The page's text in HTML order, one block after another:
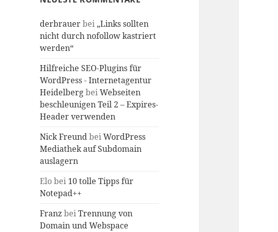
derbrauerbei „Links sollten
nicht durch nofollow kastriert
werden“
Hilfreiche SEO-Plugins für
WordPress - Internetagentur
HeidelbergbeiWebseiten
beschleunigen Teil 2 – Expires-
Header verwenden
Nick FreundbeiWordPress
Mediathek auf Subdomain
auslagern
Elobei 10 tolle Tipps für
Notepad++
FranzbeiTrennung von
Domain und Webspace